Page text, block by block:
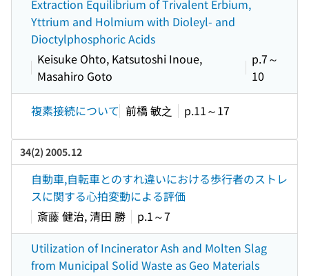
Extraction Equilibrium of Trivalent Erbium,
Yttrium and Holmium with Dioleyl- and
Dioctylphosphoric Acids
Keisuke Ohto, Katsutoshi Inoue,
Masahiro Goto
p.7～
10
複素接続について 前橋 敏之 p.11～17
34(2) 2005.12
自動車,自転車とのすれ違いにおける歩行者のストレ
スに関する心拍変動による評価
斎藤 健治, 清田 勝
p.1～7
Utilization of Incinerator Ash and Molten Slag
from Municipal Solid Waste as Geo Materials